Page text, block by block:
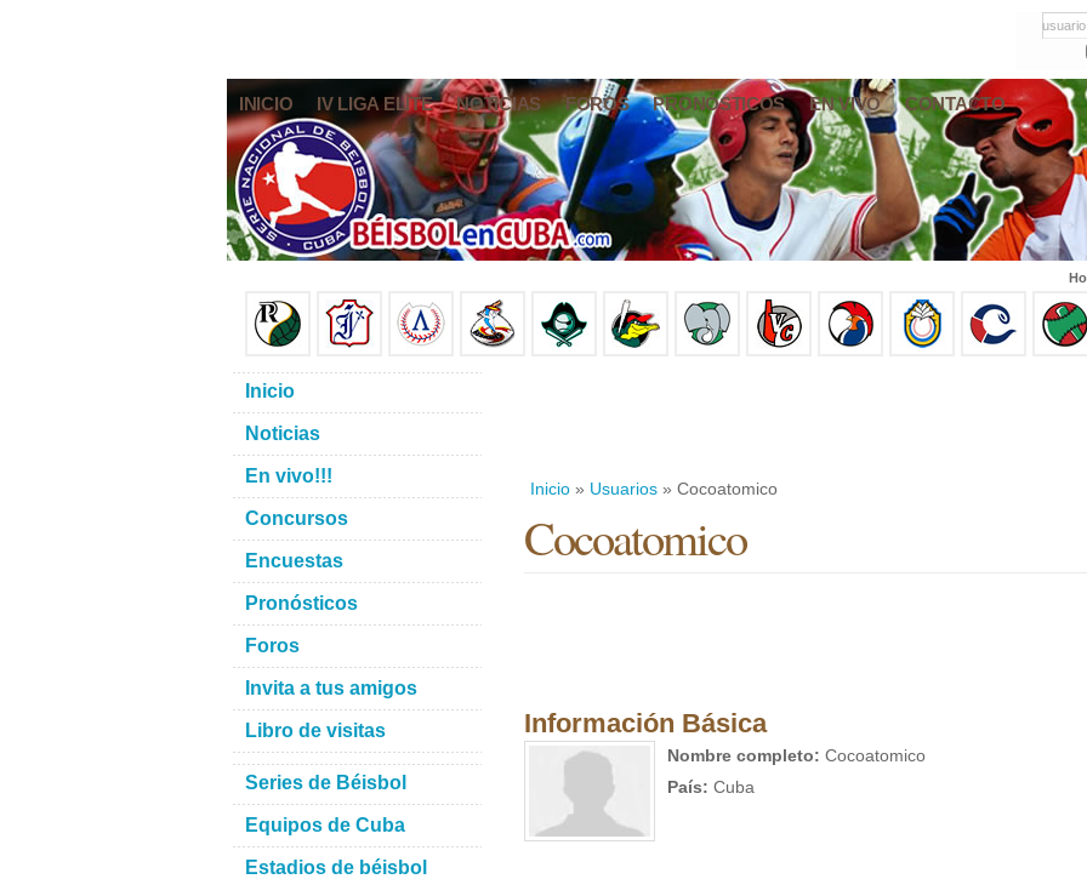
INICIO IV LIGA ELITE NOTICIAS FOROS PRONÓSTICOS EN VIVO CONTACTO
Inicio » Usuarios » Cocoatomico
Cocoatomico
Información Básica
Nombre completo: Cocoatomico
País: Cuba
Inicio
Noticias
En vivo!!!
Concursos
Encuestas
Pronósticos
Foros
Invita a tus amigos
Libro de visitas
Series de Béisbol
Equipos de Cuba
Estadios de béisbol